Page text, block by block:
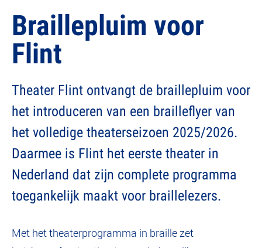
Braillepluim voor
Flint
Theater Flint ontvangt de braillepluim voor
het introduceren van een brailleflyer van
het volledige theaterseizoen 2025/2026.
Daarmee is Flint het eerste theater in
Nederland dat zijn complete programma
toegankelijk maakt voor braillelezers.
Met het theaterprogramma in braille zet